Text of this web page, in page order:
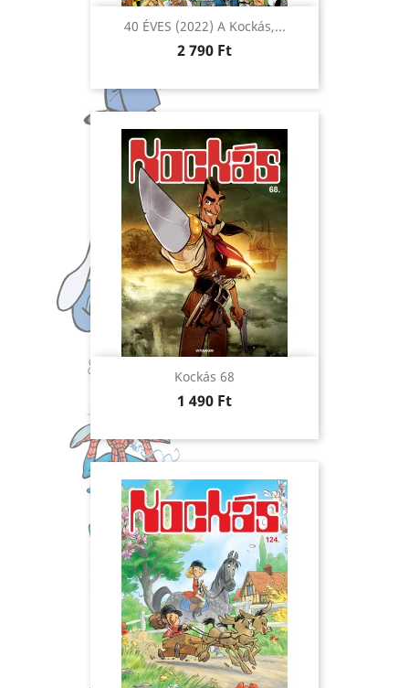
40 ÉVES (2022) A Kockás,...
Ár
2 790 Ft
Kockás 68
Ár
1 490 Ft